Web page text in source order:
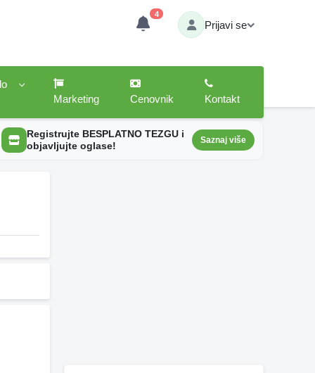
4
Prijavi se
Marketing
Cenovnik Kontakt
Registrujte BESPLATNO TEZGU i
objavljujte oglase!
Saznaj više